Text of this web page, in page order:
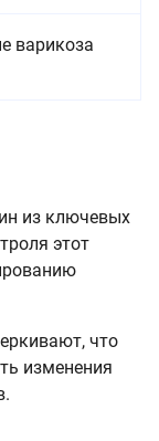
варикоза
из ключевых
этот
что
изменения